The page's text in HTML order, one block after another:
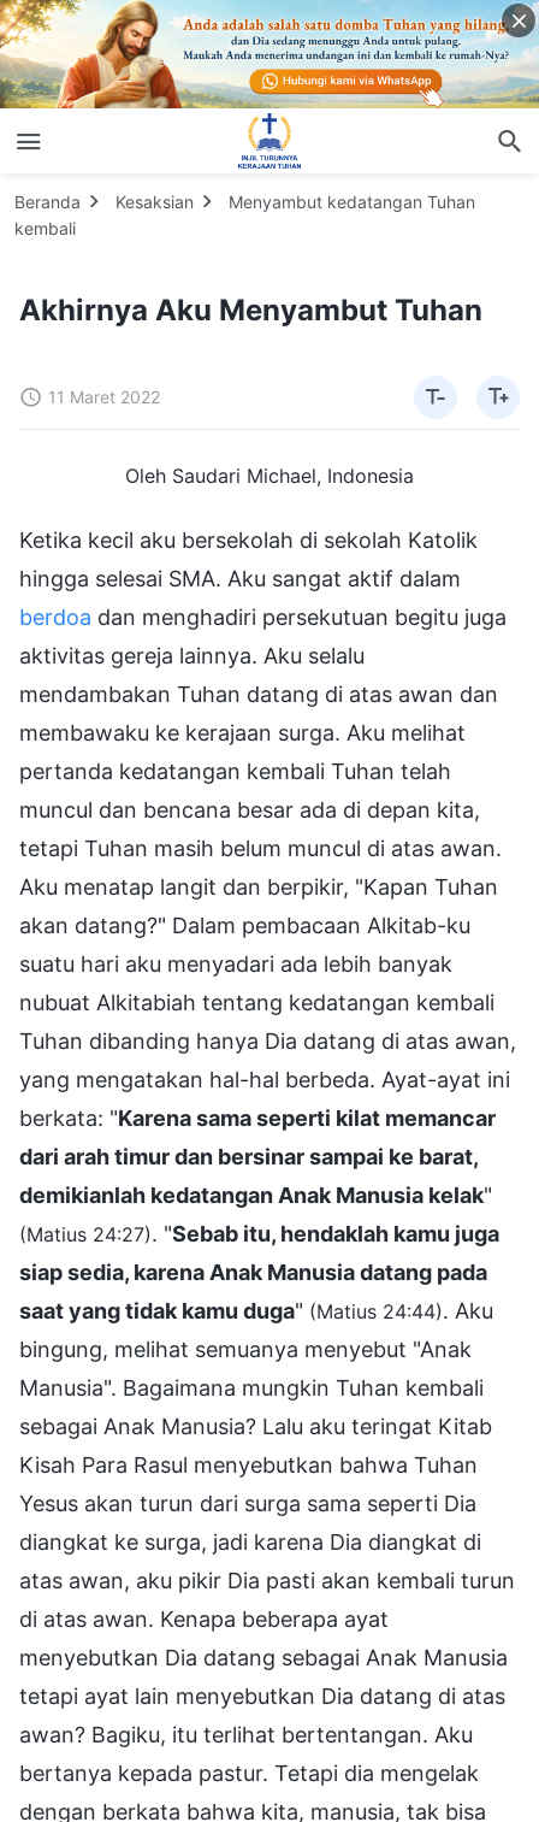
Beranda Kesaksian
Menyambut kedatangan Tuhan
kembali
Akhirnya Aku Menyambut Tuhan
11 Maret 2022
Oleh Saudari Michael, Indonesia
Ketika kecil aku bersekolah di sekolah Katolik
hingga selesai SMA. Aku sangat aktif dalam
berdoa dan menghadiri persekutuan begitu juga
aktivitas gereja lainnya. Aku selalu
mendambakan Tuhan datang di atas awan dan
membawaku ke kerajaan surga. Aku melihat
pertanda kedatangan kembali Tuhan telah
muncul dan bencana besar ada di depan kita,
tetapi Tuhan masih belum muncul di atas awan.
Aku menatap langit dan berpikir, "Kapan Tuhan
akan datang?" Dalam pembacaan Alkitab-ku
suatu hari aku menyadari ada lebih banyak
nubuat Alkitabiah tentang kedatangan kembali
Tuhan dibanding hanya Dia datang di atas awan,
yang mengatakan hal-hal berbeda. Ayat-ayat ini
berkata: "Karena sama seperti kilat memancar
dari arah timur dan bersinar sampai ke barat,
demikianlah kedatangan Anak Manusia kelak"
(Matius 24:27). "Sebab itu, hendaklah kamu juga
siap sedia, karena Anak Manusia datang pada
saat yang tidak kamu duga" (Matius 24:44). Aku
bingung, melihat semuanya menyebut "Anak
Manusia". Bagaimana mungkin Tuhan kembali
sebagai Anak Manusia? Lalu aku teringat Kitab
Kisah Para Rasul menyebutkan bahwa Tuhan
Yesus akan turun dari surga sama seperti Dia
diangkat ke surga, jadi karena Dia diangkat di
atas awan, aku pikir Dia pasti akan kembali turun
di atas awan. Kenapa beberapa ayat
menyebutkan Dia datang sebagai Anak Manusia
tetapi ayat lain menyebutkan Dia datang di atas
awan? Bagiku, itu terlihat bertentangan. Aku
bertanya kepada pastur. Tetapi dia mengelak
dengan berkata bahwa kita, manusia, tak bisa